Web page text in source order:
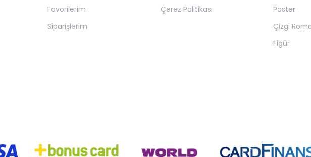
Favorilerim
Siparişlerim
Çerez Politikası
Poster
Çizgi
Figür